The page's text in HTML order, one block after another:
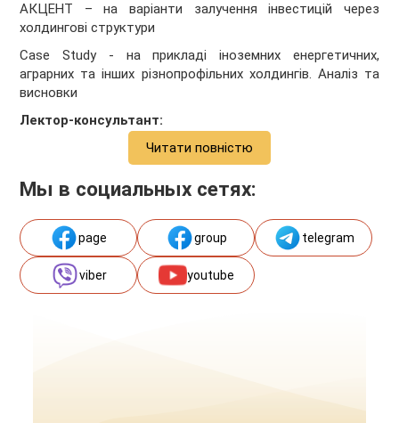
АКЦЕНТ – на варіанти залучення інвестицій через
холдингові структури
Case
Study- на прикладі іноземних енергетичних,
аграрних та інших різнопрофільних холдингів. Аналіз та
висновки
Лектор-консультант:
Читати повністю
Мы в социальных сетях:
page group telegram
viber youtube